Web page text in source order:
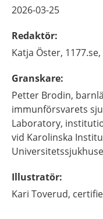
2026-03-25
Redaktör:
Katja Öster,
Granskare:
Petter Brodin,
immunförsvarets
Laboratory,
vid Karolinska
Illustratör:
Kari Toverud,